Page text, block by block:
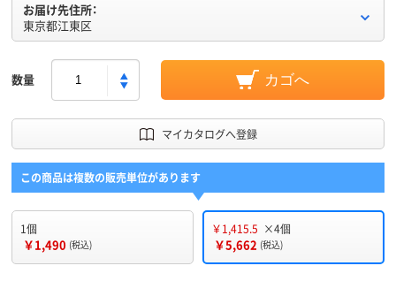
お届け先住所：
東京都江東区
数量 カゴへ
マイカタログへ登録
この商品は複数の販売単位があります
1個
￥1,490 (税込)
￥1,415.5 ×4個
￥5,662 (税込)